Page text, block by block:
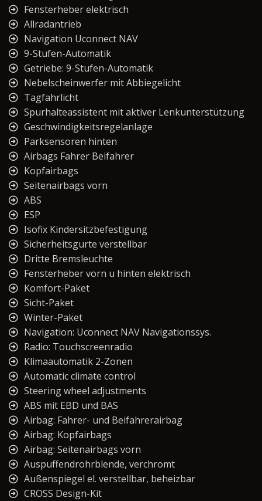
Fensterheber elektrisch
Allradantrieb
Navigation Uconnect NAV
9-Stufen-Automatik
Getriebe: 9-Stufen-Automatik
Nebelscheinwerfer mit Abbiegelicht
Tagfahrlicht
Spurhalteassistent mit aktiver Lenkunterstützung
Geschwindigkeitsregelanlage
Parksensoren hinten
Airbags Fahrer Beifahrer
Kopfairbags
Seitenairbags vorn
ABS
ESP
Isofix Kindersitzbefestigung
Sicherheitsgurte verstellbar
Dritte Bremsleuchte
Fensterheber vorn u hinten elektrisch
Komfort-Paket
Sicht-Paket
Winter-Paket
Navigation: Uconnect NAV Navigationssys.
Radio: Touchscreenradio
Klimaautomatik 2-Zonen
Automatic climate control
Steering wheel adjustments
ABS mit EBD und BAS
Airbag: Fahrer- und Beifahrerairbag
Airbag: Kopfairbags
Airbag: Seitenairbags vorn
Auspuffendrohrblende, verchromt
Außenspiegel el. verstellbar, beheizbar
CROSS Design-Kit